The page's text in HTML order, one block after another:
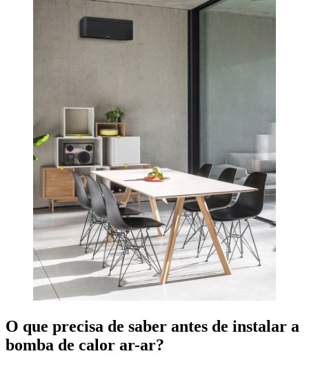
O que precisa de saber antes de instalar a
bomba de calor ar-ar?